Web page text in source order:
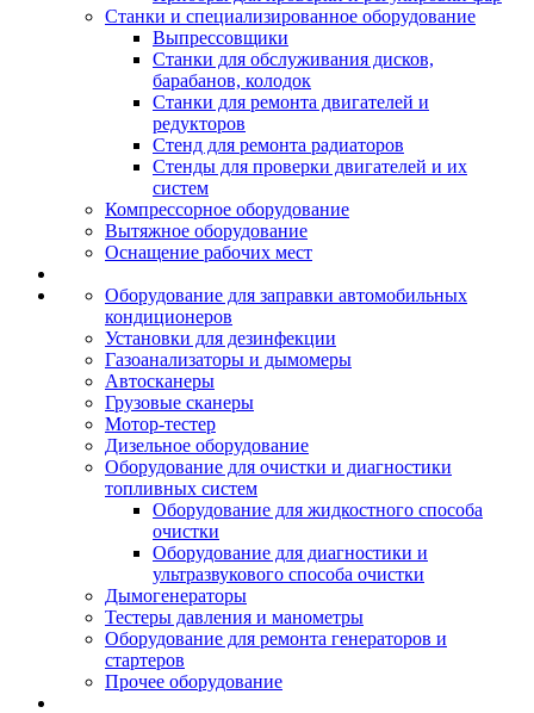
Станки и специализированное оборудование
Выпрессовщики
Станки для обслуживания дисков,
барабанов, колодок
Станки для ремонта двигателей и
редукторов
Стенд для ремонта радиаторов
Стенды для проверки двигателей и их
систем
Компрессорное оборудование
Вытяжное оборудование
Оснащение рабочих мест
Оборудование для заправки автомобильных
кондиционеров
Установки для дезинфекции
Газоанализаторы и дымомеры
Автосканеры
Грузовые сканеры
Мотор-тестер
Дизельное оборудование
Оборудование для очистки и диагностики
топливных систем
Оборудование для жидкостного способа
очистки
Оборудование для диагностики и
ультразвукового способа очистки
Дымогенераторы
Тестеры давления и манометры
Оборудование для ремонта генераторов и
стартеров
Прочее оборудование